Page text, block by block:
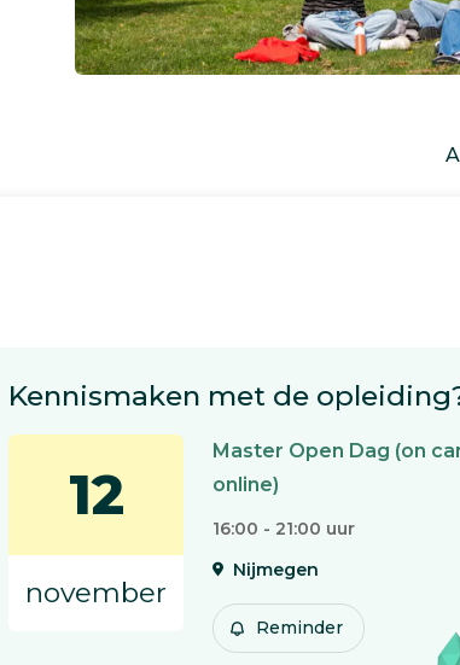
Kennismaken met de
12
november
Master Open Dag (on
online)
16:00 - 21:00 uur
Nijmegen
Reminder